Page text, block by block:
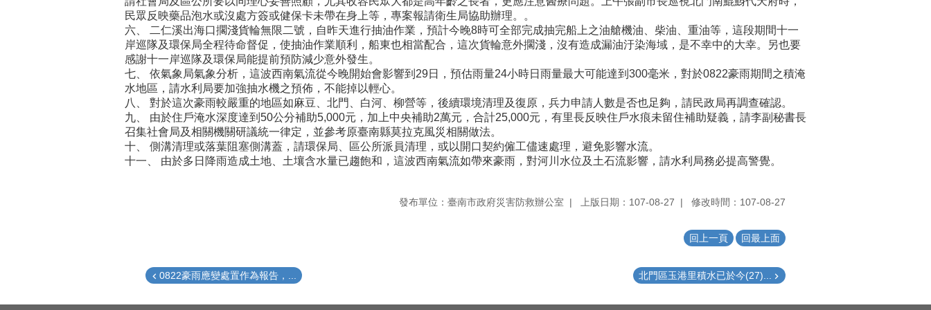
民眾反映藥品泡水或沒處方簽或健保卡未帶在身上等，專案報請衛生局協助辦理。。
六、 二仁溪出海口擱淺貨輪無限二號，自昨天進行抽油作業，預計今晚8時可全部完成抽完船上之油艙機油、柴油、重油等，這段期間十一
岸巡隊及環保局全程待命督促，使抽油作業順利，船東也相當配合，這次貨輪意外擱淺，沒有造成漏油汙染海域，是不幸中的大幸。另也要
感謝十一岸巡隊及環保局能提前預防減少意外發生。
七、 依氣象局氣象分析，這波西南氣流從今晚開始會影響到29日，預估雨量24小時日雨量最大可能達到300毫米，對於0822豪雨期間之積淹
水地區，請水利局要加強抽水機之預佈，不能掉以輕心。
八、 對於這次豪雨較嚴重的地區如麻豆、北門、白河、柳營等，後續環境清理及復原，兵力申請人數是否也足夠，請民政局再調查確認。
九、 由於住戶淹水深度達到50公分補助5,000元，加上中央補助2萬元，合計25,000元，有里長反映住戶水痕未留住補助疑義，請李副秘書長
召集社會局及相關機關研議統一律定，並參考原臺南縣莫拉克風災相關做法。
十、 側溝清理或落葉阻塞側溝蓋，請環保局、區公所派員清理，或以開口契約僱工儘速處理，避免影響水流。
十一、 由於多日降雨造成土地、土壤含水量已趨飽和，這波西南氣流如帶來豪雨，對河川水位及土石流影響，請水利局務必提高警覺。
發布單位：臺南市政府災害防救辦公室 上版日期：107-08-27 修改時間：107-08-27
回上一頁 回最上面
0822豪雨應變處置作為報告，... 北門區玉港里積水已於今(27)...